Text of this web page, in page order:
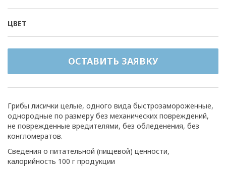
ЦВЕТ
ОСТАВИТЬ ЗАЯВКУ
Грибы лисички целые, одного вида быстрозамороженные,
однородные по размеру без механических повреждений,
не поврежденные вредителями, без обледенения, без
конгломератов.
Сведения о питательной (пищевой) ценности,
калорийность 100 г продукции